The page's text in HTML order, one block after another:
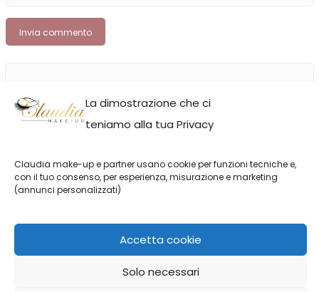
La dimostrazione che ci
teniamo alla tua Privacy
Claudia make-up e partner usano cookie per funzioni tecniche e,
con il tuo consenso, per esperienza, misurazione e marketing
(annunci personalizzati)
Accetta cookie
Solo necessari
Cerca
Claudia Neacsu